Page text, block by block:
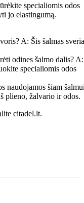
specialiomis odos
jo elastingumą.
A: Šis šalmas sveria
odines šalmo dalis? A:
specialiomis odos
naudojamos šiam
plieno, žalvario ir odos.
citadel.lt.